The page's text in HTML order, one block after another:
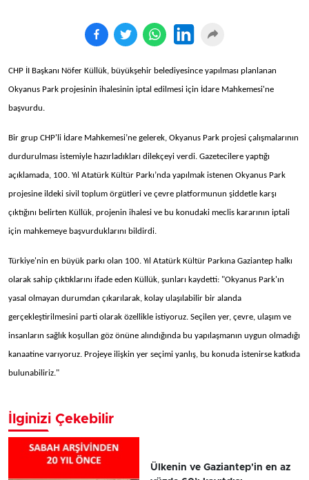
CHP İI Başkanı Nöfer Küllük, büyükşehir belediyesince yapılması planlanan
Okyanus Park projesinin ihalesinin iptal edilmesi için İdare Mahkemesi'ne
başvurdu.
Bir grup CHP'li İdare Mahkemesi’ne gelerek, Okyanus Park projesi çalışmalarının
durdurulması istemiyle hazırladıkları dilekçeyi verdi. Gazetecilere yaptığı
açıklamada, 100. Yıl Atatürk Kültür Parkı’nda yapılmak istenen Okyanus Park
projesine ildeki sivil toplum örgütleri ve çevre platformunun şiddetle karşı
çıktığını belirten Küllük, projenin ihalesi ve bu konudaki meclis kararının iptali
için mahkemeye başvurduklarını bildirdi.
Türkiye'nin en büyük parkı olan 100. Yıl Atatürk Kültür Parkına Gaziantep halkı
olarak sahip çıktıklarını ifade eden Küllük, şunları kaydetti: "Okyanus Park'ın
yasal olmayan durumdan çıkarılarak, kolay ulaşılabilir bir alanda
gerçekleştirilmesini parti olarak özellikle istiyoruz. Seçilen yer, çevre, ulaşım ve
insanların sağlık koşullan göz önüne alındığında bu yapılaşmanın uygun olmadığı
kanaatine varıyoruz. Projeye ilişkin yer seçimi yanlış, bu konuda istenirse katkıda
bulunabiliriz."
İlginizi Çekebilir
Ülkenin ve Gaziantep'in en az